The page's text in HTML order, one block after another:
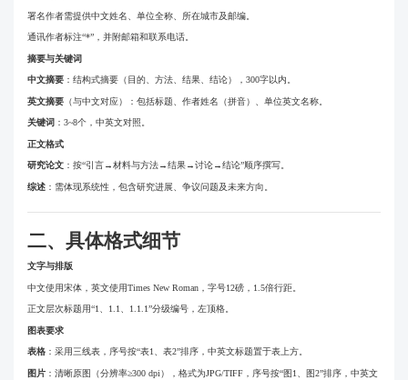
署名作者需提供中文姓名、单位全称、所在城市及邮编。
通讯作者标注“*”，并附邮箱和联系电话。
摘要与关键词
中文摘要 ：结构式摘要（目的、方法、结果、结论），300字以内。
英文摘要 （与中文对应）：包括标题、作者姓名（拼音）、单位英文名称。
关键词 ：3~8个，中英文对照。
正文格式
研究论文 ：按“引言→材料与方法→结果→讨论→结论”顺序撰写。
综述 ：需体现系统性，包含研究进展、争议问题及未来方向。
二、具体格式细节
文字与排版
中文使用宋体，英文使用Times New Roman，字号12磅，1.5倍行距。
正文层次标题用“1、1.1、1.1.1”分级编号，左顶格。
图表要求
表格 ：采用三线表，序号按“表1、表2”排序，中英文标题置于表上方。
图片 ：清晰原图（分辨率≥300 dpi），格式为JPG/TIFF，序号按“图1、图2”排序，中英文